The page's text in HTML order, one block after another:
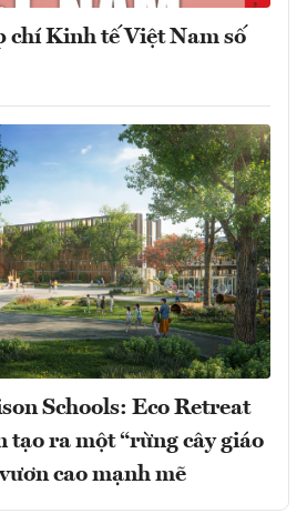
chí Kinh tế Việt Nam số
Schools: Eco Retreat
tạo ra một “rừng cây giáo
cao mạnh mẽ